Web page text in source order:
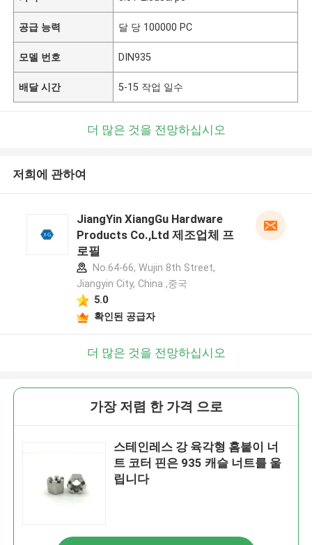
공급 능력 달 당 100000 PC
모델 번호 DIN935
배달 시간 5-15 작업 일수
더 많은 것을 전망하십시오
저희에 관하여
JiangYin XiangGu Hardware
Products Co.,Ltd 제조업체 프
로필
No.64-66, Wujin 8th Street,
Jiangyin City, China ,중국
5.0
확인된 공급자
더 많은 것을 전망하십시오
가장 저렴 한 가격 으로
스테인레스 강 육각형 홈붙이 너
트 코터 핀은 935 캐슬 너트를 울
립니다